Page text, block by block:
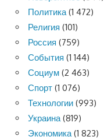
Политика(1 472)
Религия (101)
Россия (759)
События (1 144)
Социум (2 463)
Спорт (1 076)
Технологии (993)
Украина(819)
Экономика(1 823)